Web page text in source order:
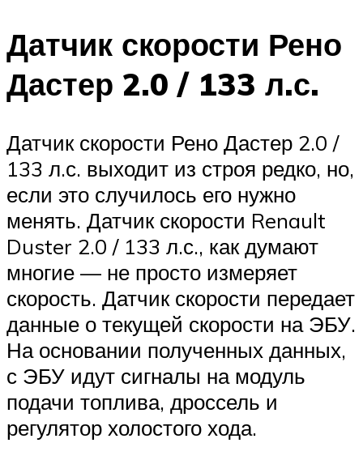
Датчик скорости Рено
Дастер 2.0 / 133 л.с.
Датчик скорости Рено Дастер 2.0 /
133 л.с. выходит из строя редко, но,
если это случилось его нужно
менять. Датчик скорости Renault
Duster 2.0 / 133 л.с., как думают
многие — не просто измеряет
скорость. Датчик скорости передает
данные о текущей скорости на ЭБУ.
На основании полученных данных,
с ЭБУ идут сигналы на модуль
подачи топлива, дроссель и
регулятор холостого хода.